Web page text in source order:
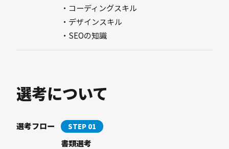
・コーディングスキル
・デザインスキル
・SEOの知識
選考について
選考フロー STEP 01
書類選考